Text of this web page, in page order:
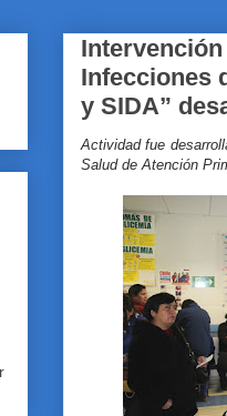
Infecciones
y SIDA”
Actividad fue
Salud de Atención